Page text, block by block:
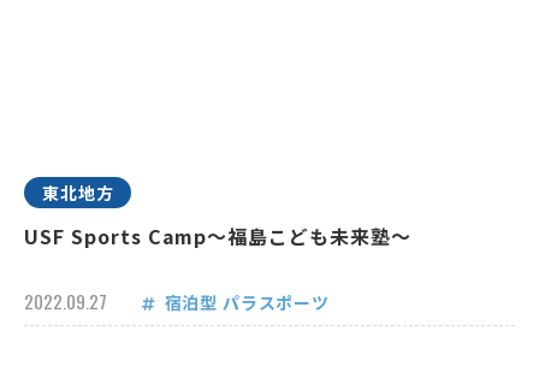
東北地方
USF Sports Camp～福島こども未来塾～
2022.09.27 宿泊型 パラスポーツ